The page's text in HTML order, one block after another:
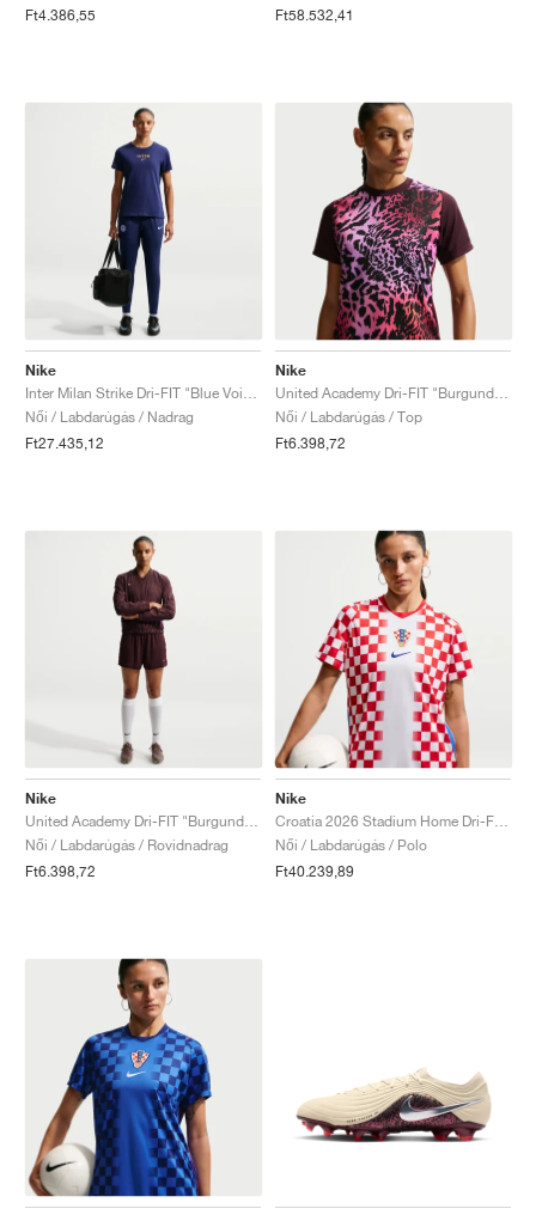
Ft4.386,55
Ft58.532,41
Nike
Női / Labdarúgás / Nadrag
Ft27.435,12
Nike
Női / Labdarúgás / Top
Ft6.398,72
Nike
Női / Labdarúgás / Rovidnadrag
Ft6.398,72
Nike
Női / Labdarúgás / Polo
Ft40.239,89